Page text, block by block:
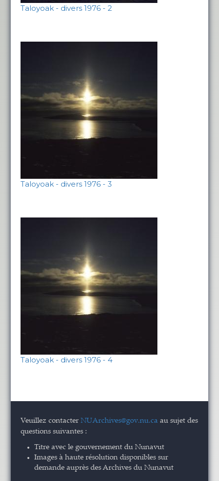
Taloyoak - divers 1976 - 2
Taloyoak - divers 1976 - 3
Taloyoak - divers 1976 - 4
Veuillez contacterNUArchives@gov.nu.ca au sujet des
questions suivantes :
Titre avec le gouvernement du Nunavut
Images à haute résolution disponibles sur
demande auprès des Archives du Nunavut